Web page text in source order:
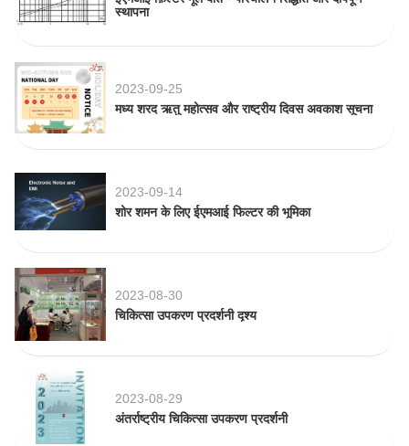
स्थापना
2023-09-25
मध्य शरद ऋतु महोत्सव और राष्ट्रीय दिवस अवकाश सूचना
2023-09-14
शोर शमन के लिए ईएमआई फिल्टर की भूमिका
2023-08-30
चिकित्सा उपकरण प्रदर्शनी दृश्य
2023-08-29
अंतर्राष्ट्रीय चिकित्सा उपकरण प्रदर्शनी